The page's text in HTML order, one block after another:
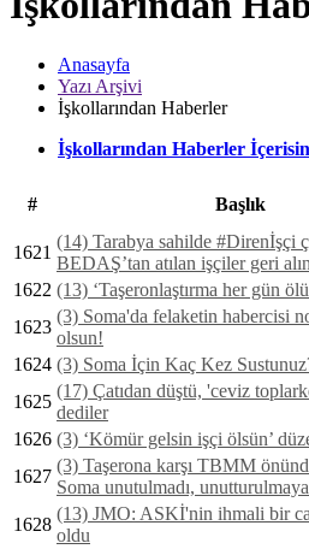
Anasayfa
Yazı Arşivi
İşkollarından Haberler
İşkollarından Haberler
# Başlık
1621
(14) Tarabya sahilde #Direnİşçi
BEDAŞ’tan atılan işçiler geri
1622 (13) ‘Taşeronlaştırma her gün
1623
(3) Soma'da felaketin habercisi
olsun!
1624 (3) Soma İçin Kaç Kez
1625
(17) Çatıdan düştü, 'ceviz
dediler
1626 (3) ‘Kömür gelsin işçi ölsün’
1627
(3) Taşerona karşı TBMM
Soma unutulmadı,
1628
(13) JMO: ASKİ'nin ihmali bir
oldu